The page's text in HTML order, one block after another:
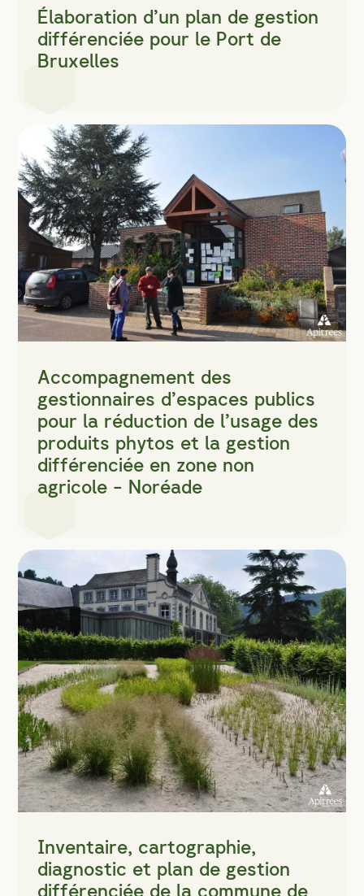
Élaboration d’un plan de gestion
différenciée pour le Port de
Bruxelles
Accompagnement des
gestionnaires d’espaces publics
pour la réduction de l’usage des
produits phytos et la gestion
différenciée en zone non
agricole - Noréade
Inventaire, cartographie,
diagnostic et plan de gestion
différenciée de la commune de